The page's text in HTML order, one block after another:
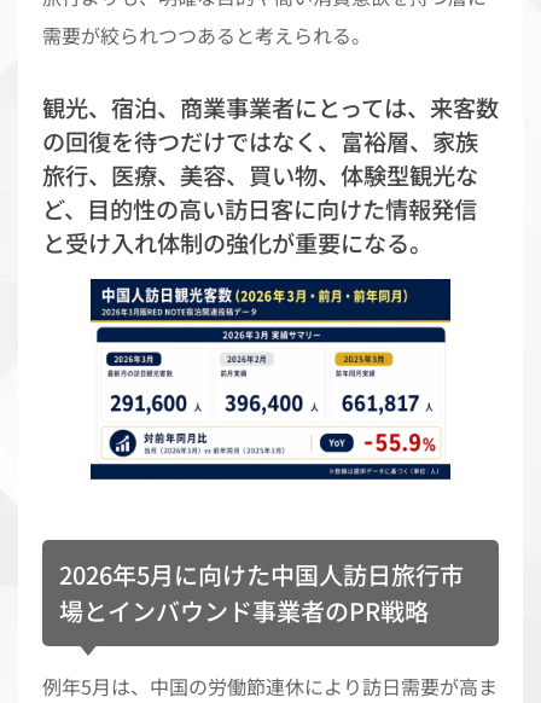
需要が絞られつつあると考えられる。
観光、宿泊、商業事業者にとっては、来客数
の回復を待つだけではなく、富裕層、家族
旅行、医療、美容、買い物、体験型観光な
ど、目的性の高い訪日客に向けた情報発信
と受け入れ体制の強化が重要になる。
2026年5月に向けた中国人訪日旅行市
場とインバウンド事業者のPR戦略
例年5月は、中国の労働節連休により訪日需要が高ま